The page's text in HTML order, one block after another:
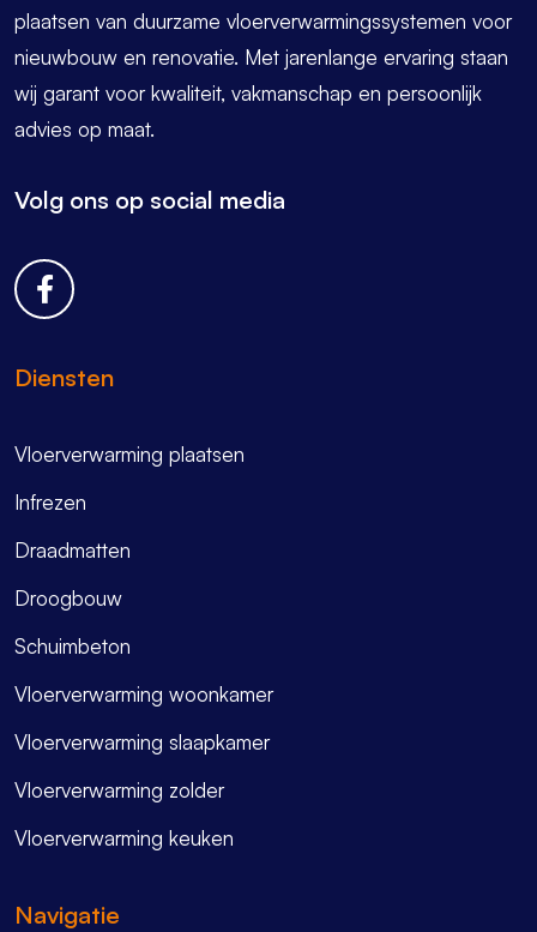
plaatsen van duurzame vloerverwarmingssystemen voor
nieuwbouw en renovatie. Met jarenlange ervaring staan
wij garant voor kwaliteit, vakmanschap en persoonlijk
advies op maat.
Volg ons op social media
Diensten
Vloerverwarming plaatsen
Infrezen
Draadmatten
Droogbouw
Schuimbeton
Vloerverwarming woonkamer
Vloerverwarming slaapkamer
Vloerverwarming zolder
Vloerverwarming keuken
Navigatie